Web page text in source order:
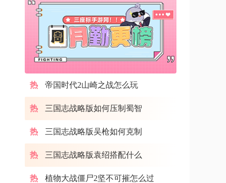
帝国时代2山崎之战怎么玩
三国志战略版如何压制蜀智
三国志战略版吴枪如何克制
三国志战略版袁绍搭配什么
植物大战僵尸2坚不可摧怎么过